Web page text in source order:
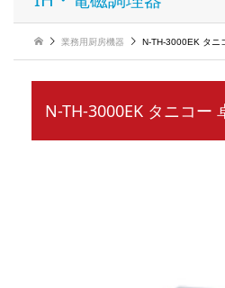
業務用厨房機器 N-TH-3000EK タニ
N-TH-3000EK タニコー